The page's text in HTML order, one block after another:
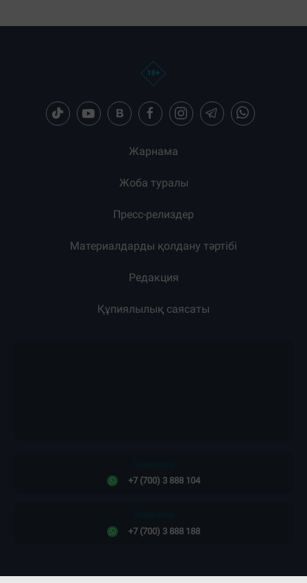
Жарнама
Жоба туралы
Пресс-релиздер
Материалдарды қолдану тәртібі
Редакция
Құпиялылық саясаты
+7 (700) 3 888 104
+7 (700) 3 888 188